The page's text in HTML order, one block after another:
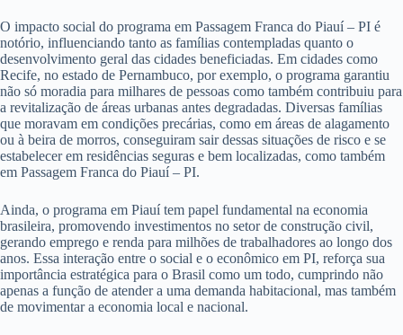
O impacto social do programa em Passagem Franca do Piauí – PI é
notório, influenciando tanto as famílias contempladas quanto o
desenvolvimento geral das cidades beneficiadas. Em cidades como
Recife, no estado de Pernambuco, por exemplo, o programa garantiu
não só moradia para milhares de pessoas como também contribuiu para
a revitalização de áreas urbanas antes degradadas. Diversas famílias
que moravam em condições precárias, como em áreas de alagamento
ou à beira de morros, conseguiram sair dessas situações de risco e se
estabelecer em residências seguras e bem localizadas, como também
em Passagem Franca do Piauí – PI.
Ainda, o programa em Piauí tem papel fundamental na economia
brasileira, promovendo investimentos no setor de construção civil,
gerando emprego e renda para milhões de trabalhadores ao longo dos
anos. Essa interação entre o social e o econômico em PI, reforça sua
importância estratégica para o Brasil como um todo, cumprindo não
apenas a função de atender a uma demanda habitacional, mas também
de movimentar a economia local e nacional.